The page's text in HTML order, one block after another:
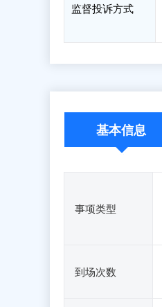
监督投诉方式
基本信息
事项类型
到场次数